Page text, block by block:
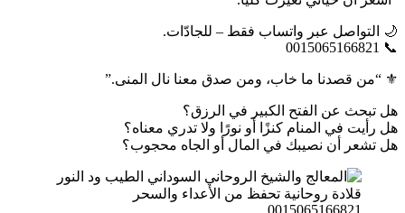
🌙 التواصل عبر واتساب فقط – للجادّات.
📞 0015065166821
⚜️ “من قصدنا ما خاب، ومن صدق معنا نال المنى.”
هل تبحث عن الفتح الكبير في الرزق؟
هل رأيت في المنام كنزًا أو نورًا ولا تدري معناه؟
هل تشعر أن نصيبك في المال أو الجاه محجوب؟